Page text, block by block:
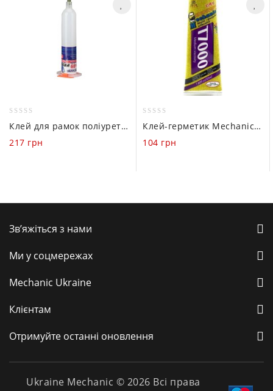
out
of
Клей для рамок поліуретановий Mechanic KO-99 30сс (Прозорий)
217 грн
out
of
Клей-герметик Mechanic T-7000 (Чорний / 110 ml)
104 грн
Зв’яжіться з нами
Ми у соцмережах
Mechanic Ukraine
Клієнтам
Отримуйте останні оновлення
Ukraine Mechanic © 2026 Всі права